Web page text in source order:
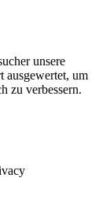
unsere
ausgewertet, um
zu verbessern.